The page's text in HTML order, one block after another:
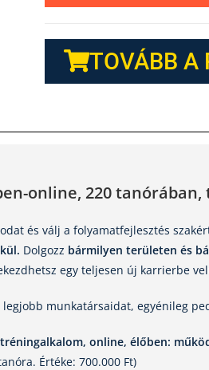
TOVÁBB A
online, 220
és válj a folyamatfejlesztés
Dolgozz bármilyen területen és
egy teljesen új karrierbe
munkatársaidat, egyénileg
online, élőben:
Értéke: 700.000 Ft)